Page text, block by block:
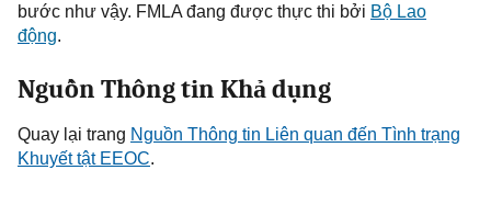
bước như vậy. FMLA đang được thực thi bởi Bộ Lao
động.
Nguồn Thông tin Khả dụng
Quay lại trang Nguồn Thông tin Liên quan đến Tình trạng
Khuyết tật EEOC.